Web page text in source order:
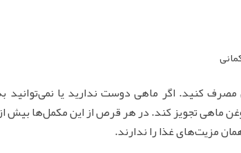
کنید. اگر ماهی دوست ندارید یا نمی‌توانید
مزیت‌های غذا را ندارند.